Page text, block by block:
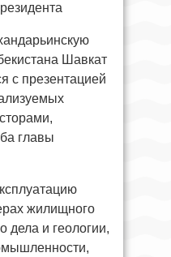
Шавкат
с презентацией
главы
жилищного
дела и геологии,